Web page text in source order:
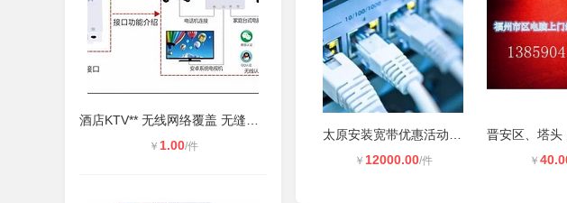
￥ 1.00/件
￥ 12000.00/件 ￥